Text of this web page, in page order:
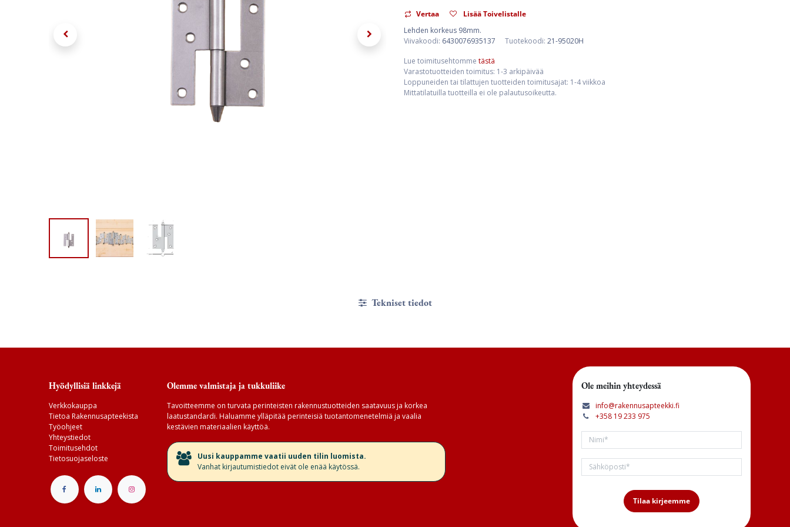
Vertaa
Lisää Toivelistalle
Lehden korkeus 98mm.
Viivakoodi: 6430076935137 Tuotekoodi: 21-95020H
Lue toimitusehtomme tästä
Varastotuotteiden toimitus: 1-3 arkipäivää
Loppuneiden tai tilattujen tuotteiden toimitusajat: 1-4 viikkoa
Mittatilatuilla tuotteilla ei ole palautusoikeutta.
Tekniset tiedot
Hyödyllisiä linkkejä
Verkkokauppa
Tietoa Rakennusapteekista
Työohjeet
Yhteystiedot
Toimitusehdot
Tietosuojaseloste
Olemme valmistaja ja tukkuliike
Tavoitteemme on turvata perinteisten rakennustuotteiden saatavuus ja korkea
laatustandardi. Haluamme ylläpitää perinteisiä tuotantomenetelmiä ja vaalia
kestävien materiaalien käyttöä.
​Uusi kauppamme vaatii uuden tilin luomista.
Vanhat kirjautumistiedot eivät ole enää käytössä.
Ole meihin yhteydessä
info@rakennusapteekki.fi
+358 19 233 975
Tilaa kirjeemme